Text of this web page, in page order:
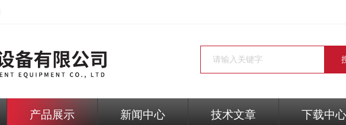
产品展示 新闻中心 技术文章 下载中心